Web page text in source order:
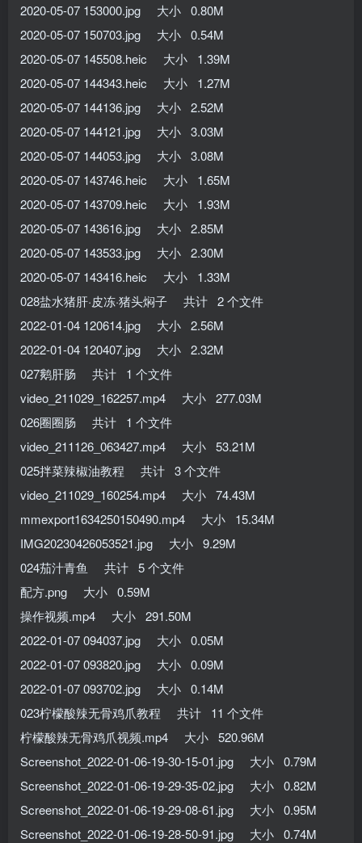
2020-05-07 153000.jpg 大小 0.80M
2020-05-07 150703.jpg 大小 0.54M
2020-05-07 145508.heic 大小 1.39M
2020-05-07 144343.heic 大小 1.27M
2020-05-07 144136.jpg 大小 2.52M
2020-05-07 144121.jpg 大小 3.03M
2020-05-07 144053.jpg 大小 3.08M
2020-05-07 143746.heic 大小 1.65M
2020-05-07 143709.heic 大小 1.93M
2020-05-07 143616.jpg 大小 2.85M
2020-05-07 143533.jpg 大小 2.30M
2020-05-07 143416.heic 大小 1.33M
028盐水猪肝·皮冻·猪头焖子 共计 2 个文件
2022-01-04 120614.jpg 大小 2.56M
2022-01-04 120407.jpg 大小 2.32M
027鹅肝肠 共计 1 个文件
video_211029_162257.mp4 大小 277.03M
026圈圈肠 共计 1 个文件
video_211126_063427.mp4 大小 53.21M
025拌菜辣椒油教程 共计 3 个文件
video_211029_160254.mp4 大小 74.43M
mmexport1634250150490.mp4 大小 15.34M
IMG20230426053521.jpg 大小 9.29M
024茄汁青鱼 共计 5 个文件
配方.png 大小 0.59M
操作视频.mp4 大小 291.50M
2022-01-07 094037.jpg 大小 0.05M
2022-01-07 093820.jpg 大小 0.09M
2022-01-07 093702.jpg 大小 0.14M
023柠檬酸辣无骨鸡爪教程 共计 11 个文件
柠檬酸辣无骨鸡爪视频.mp4 大小 520.96M
Screenshot_2022-01-06-19-30-15-01.jpg 大小 0.79M
Screenshot_2022-01-06-19-29-35-02.jpg 大小 0.82M
Screenshot_2022-01-06-19-29-08-61.jpg 大小 0.95M
Screenshot_2022-01-06-19-28-50-91.jpg 大小 0.74M